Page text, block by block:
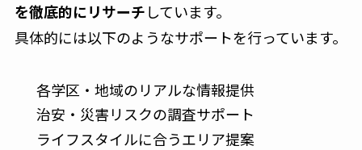
を徹底的にリサーチしています。
具体的には以下のようなサポートを行っています。
各学区・地域のリアルな情報提供
治安・災害リスクの調査サポート
ライフスタイルに合うエリア提案